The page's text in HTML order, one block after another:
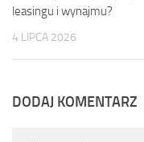
leasingu i wynajmu?
4 LIPCA 2026
DODAJ KOMENTARZ